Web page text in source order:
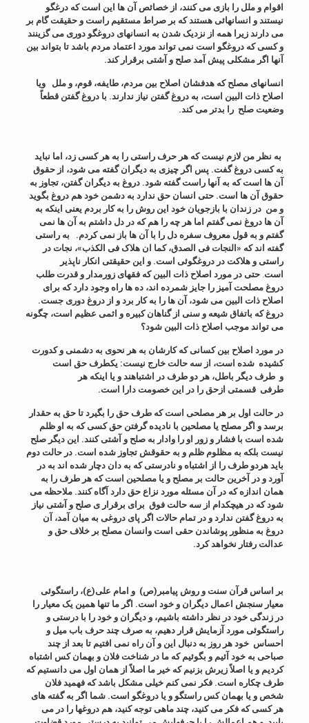
اقوام و ملل را بازی می کنند، از خصائص آن ها این است که درغگو
نیستند و انسانهائی هستند که بر صراط مستقیم راست و حقیقت گام بر
می دارند زیرا همه از نزدیک شدن به انسانهای دروغگو دوری می گزینند
و کسی که دروغگو است نمی تواند مورد اعتماد مردم باشد تا بتواند بین
آنها اگر مشکلی پیش آمد صلح و آشتی برقرار کند.
انسانهای مصلح که هدفشان اصلاح بین مردم، طایفه، قوم، و ملل ویا
اصلاح ذات البین است، به دروغ گفتن نیاز ندارند. با دروغ گفتن قطعاً
وضعیت صلح را بدتر می کند.
به نظر من لازم نیست که هر حرف راستی را به هر کسی زد، اما نباید
به کسی دروغ گفت. پس اگر چیزی به دیگران گفته می شود، از حقوق
آن ها است که به آنها راست گفته شود. دروغ به دیگران گفتن، تجاوز به
حقوق آن ها است. حتی انسان حق ندارد به دشمن خود هم دروغ بگوید
و من در زندان با بازجویان خود این روش را به کار بردم یعنی اینکه به
آن ها دروغ نمی گفتم اما هر چه را هم که در دل داشتم به آن ها نمی
گفتم و به قول معروف سفره دل را با آن ها باز نمی کردم. به راستی
گفته اند که «النجات فی الصدق، کما ان هلاک فی الکذب»، نجات در
راستی و هلاکت در دروغگوئی است. و این حقیقتی انکار ناپذیر
است. حتی در مورد اصلاح ذات البین که فقهای زورمدار و قدرت طلب
دروغ مصلحت آمیز را جایز شمرده اند، ده ها راه وجود دارد که برای
اصلاح ذات البین می شود، آن ها را به کار برد و از دروغ دوری جست.
دروغ که باتفاق شیعه و سنی از گناهان کبیره و اثمی عظیم است، چگونه
می تواند موجب اصلاح ذات البین شود؟
در مورد اصلاح بین کسانی که کارشان به هر نحوی به دشمنی و کدورت
کشیده شده است، از سه حالت خارج نیست: یکطرف حق است
و طرف دیگر باطل، هر دو طرف در اشتباهند و یا اینکه هر
طرفی قسمتی ازحق را در این خصومت دارا است.
در حالت اول بر هر مصلحی است که طرف حق را بگیرد تا حق به حقدار
برسد و اگر مصلح یا مصلحین با نادیده گرفتن حق کسی که به او ظلم
شده است با فشار و زور او را وادار به صلح و آشتی کنند. این دیگر صلح
نیست بلکه به مظلوم ظلم و به حقوقش تجاوز شده است. در حالت دوم
باید هردو طرف را از اشتباه و نادرستی که به دان دچار شده اند به در
آورد و در آخرین حالت بر مصلح و یا مصلحین است که هر طرف را به
همان اندازه که در آن مسئله مورد نزاع حق دارد آگاه کنند. ملاحظه می
شود که در هیچکدام از سه حالت فوق برای برقرار ی صلح و آشتی نیاز
به دروغ گفتن ندارد و در تمام حالات اگر پای دروغی به میان آمد، آن
دروغ به منظور پوشاندن حقی است وانسان مصلح بر خلاف حق و
عدالت رفتار نخواهد کرد.
بر اساس قرآن سنت و روش پیامبر(ص) و امام علی(ع)، راستگوئی
معیار سنجش اعمال دیگران و خود است. اگر ما تنها همین یک معیار را
در زندگی خود در نظر داشته باشیم، و دیگران و خود را با درستی و
راستگوئی مورد آزمایش قرار دهیم، به صرف چند حرف باب میل و
احساس خود هر روز به دنبال این و آن راه نمی افتیم تا بعد از چند
صباحی به خود آئیم و بگوئیم که ما در شناخت فلان و بهمان کس اشتباه
کردیم و یا اصلاً زیرش بزنیم که خیر ما اصلاً از همان اول می دانستیم که
طرف چکاره است. فکر نمی کنم خیلی مشکل باشد که فهمید فلان
شخص و یا بهمان کس راستگو و یا دروغگو است. شما اگر به گفته های
هر کسی که فکر می کنید، چند ماهی توجه کنید، هم دروغها را در می